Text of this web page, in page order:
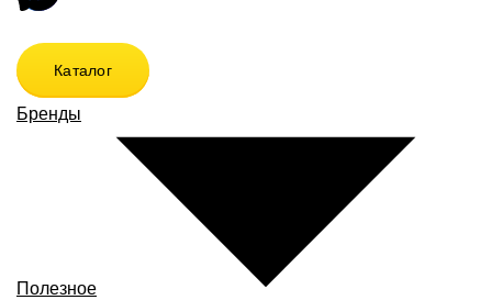
Каталог
Бренды
Полезное